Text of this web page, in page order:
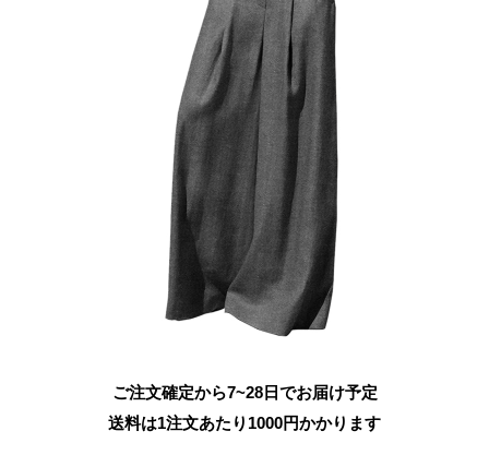
ご注文確定から7~28日でお届け予定
送料は1注文あたり 1000円かかります